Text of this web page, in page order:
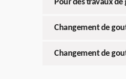
Pour des travaux de
Changement de
Changement de